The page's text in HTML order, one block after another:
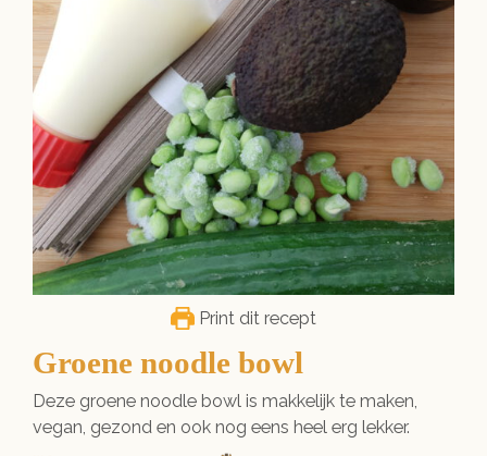
Print dit recept
Groene noodle bowl
Deze groene noodle bowl is makkelijk te maken,
vegan, gezond en ook nog eens heel erg lekker.